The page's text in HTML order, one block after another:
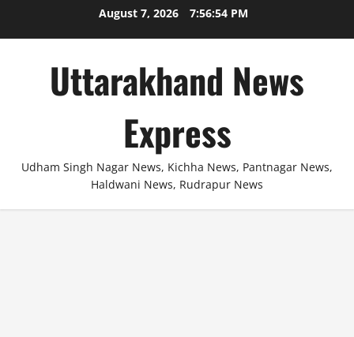
August 7, 2026 7:56:54 PM
Uttarakhand News
Express
Udham Singh Nagar News, Kichha News, Pantnagar News,
Haldwani News, Rudrapur News